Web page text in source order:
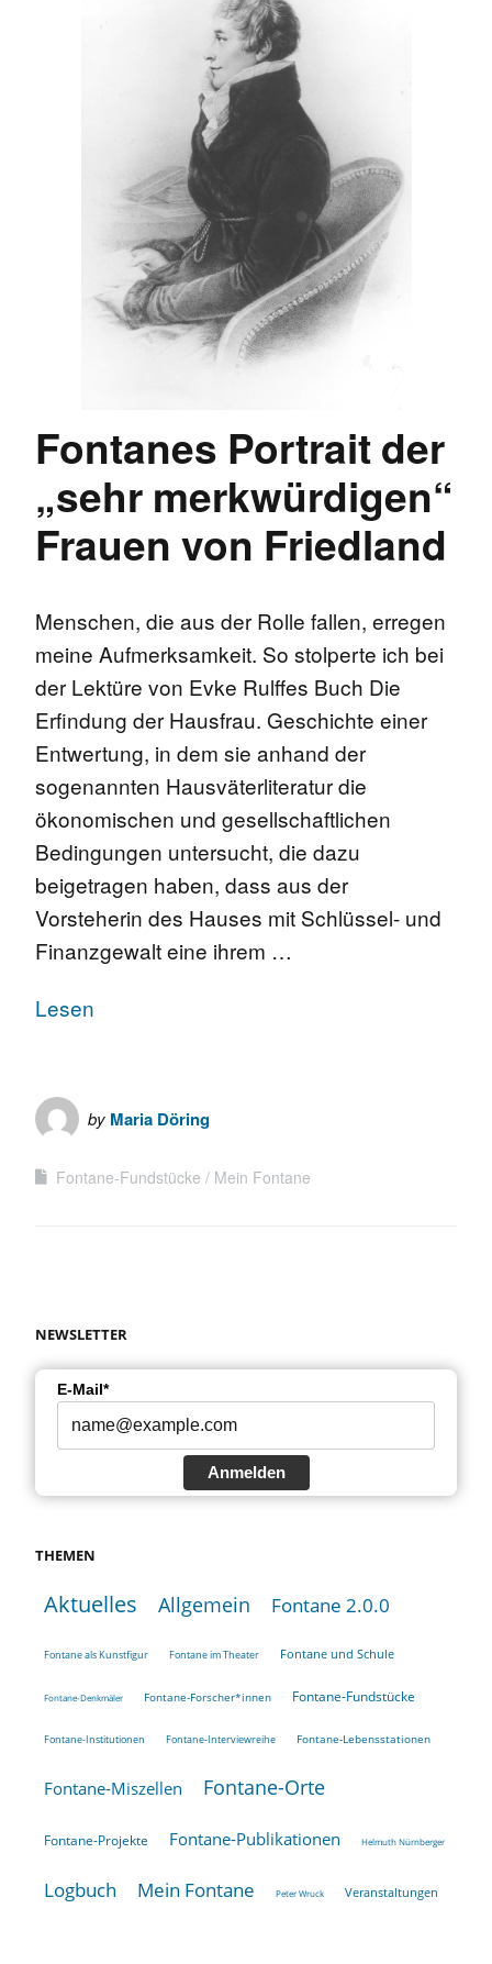
Fontanes Portrait der
„sehr merkwürdigen“
Frauen von Friedland
Menschen, die aus der Rolle fallen, erregen
meine Aufmerksamkeit. So stolperte ich bei
der Lektüre von Evke Rulffes Buch Die
Erfindung der Hausfrau. Geschichte einer
Entwertung, in dem sie anhand der
sogenannten Hausväterliteratur die
ökonomischen und gesellschaftlichen
Bedingungen untersucht, die dazu
beigetragen haben, dass aus der
Vorsteherin des Hauses mit Schlüssel- und
Finanzgewalt eine ihrem …
Lesen
by Maria Döring
Fontane-Fundstücke Mein Fontane
NEWSLETTER
E-Mail*
Anmelden
THEMEN
Aktuelles Allgemein Fontane 2.0.0
Fontane als Kunstfigur Fontane im Theater Fontane und Schule
Fontane-Denkmäler Fontane-Forscher*innen Fontane-Fundstücke
Fontane-Institutionen Fontane-Interviewreihe Fontane-Lebensstationen
Fontane-Miszellen Fontane-Orte
Fontane-Projekte Fontane-Publikationen Helmuth Nürnberger
Logbuch Mein Fontane Peter Wruck Veranstaltungen